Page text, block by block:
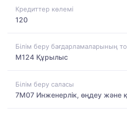
Кредиттер көлемі
120
Білім беру бағдарламаларының
M124 Құрылыс
Білім беру саласы
7M07 Инженерлік, өңдеу және